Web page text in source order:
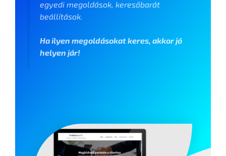
egyedi megoldások, keresőbarát
beállítások.
Ha ilyen megoldásokat keres, akkor jó
helyen jár!